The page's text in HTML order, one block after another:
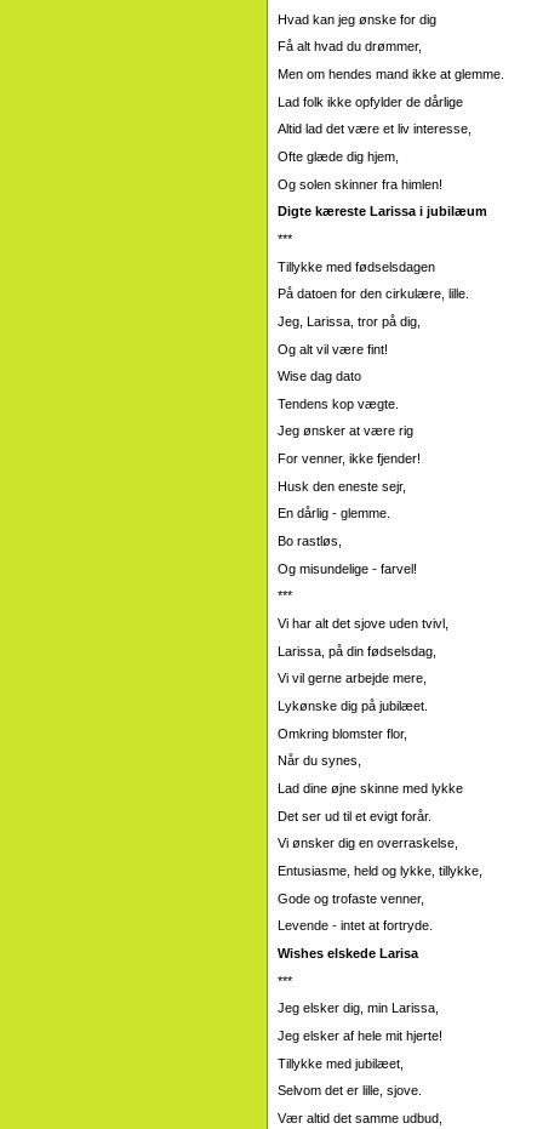
Hvad kan jeg ønske for dig
Få alt hvad du drømmer,
Men om hendes mand ikke at glemme.
Lad folk ikke opfylder de dårlige
Altid lad det være et liv interesse,
Ofte glæde dig hjem,
Og solen skinner fra himlen!
Digte kæreste Larissa i jubilæum
***
Tillykke med fødselsdagen
På datoen for den cirkulære, lille.
Jeg, Larissa, tror på dig,
Og alt vil være fint!
Wise dag dato
Tendens kop vægte.
Jeg ønsker at være rig
For venner, ikke fjender!
Husk den eneste sejr,
En dårlig - glemme.
Bo rastløs,
Og misundelige - farvel!
***
Vi har alt det sjove uden tvivl,
Larissa, på din fødselsdag,
Vi vil gerne arbejde mere,
Lykønske dig på jubilæet.
Omkring blomster flor,
Når du synes,
Lad dine øjne skinne med lykke
Det ser ud til et evigt forår.
Vi ønsker dig en overraskelse,
Entusiasme, held og lykke, tillykke,
Gode ​​og trofaste venner,
Levende - intet at fortryde.
Wishes elskede Larisa
***
Jeg elsker dig, min Larissa,
Jeg elsker af hele mit hjerte!
Tillykke med jubilæet,
Selvom det er lille, sjove.
Vær altid det samme udbud,